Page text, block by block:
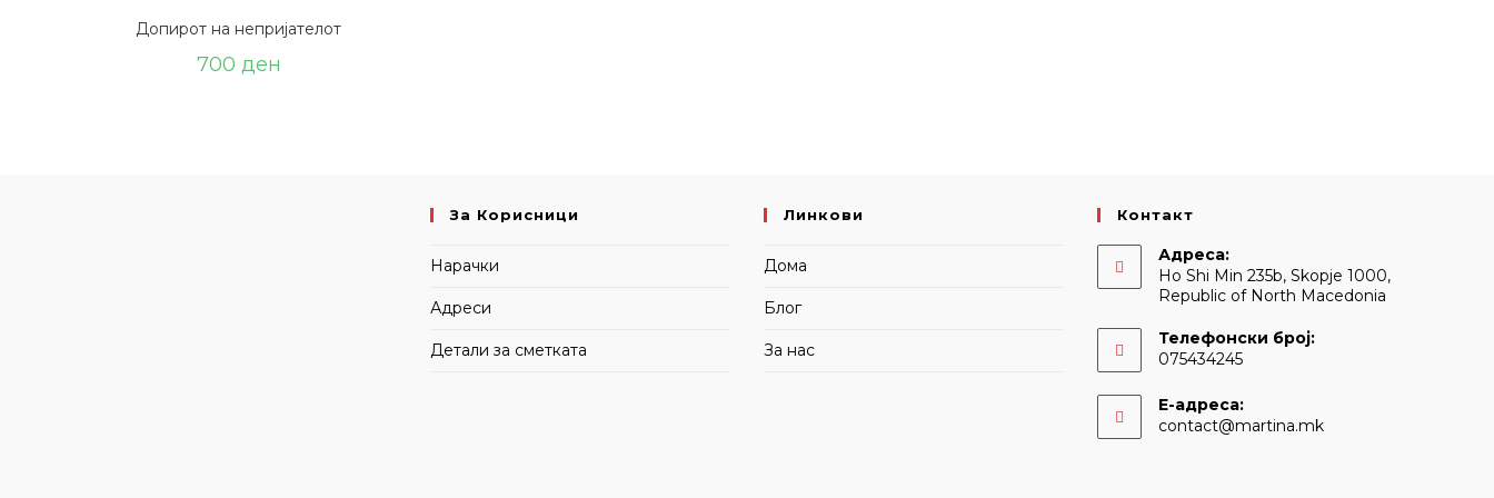
Допирот на непријателот
700 ден
За Корисници
Нарачки
Адреси
Детали за сметката
Линкови
Дома
Блог
За нас
Контакт
Адреса:
Ho Shi Min 235b, Skopje 1000,
Republic of North Macedonia
Телефонски број:
075434245
Е-адреса:
contact@martina.mkOpens